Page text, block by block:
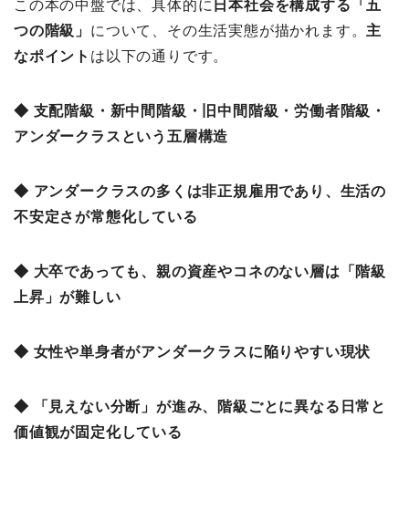
この本の中盤では、具体的に 日本社会を構成する「五
つの階級」 について、その生活実態が描かれます。 主
なポイント は以下の通りです。
◆ 支配階級・新中間階級・旧中間階級・労働者階級・
アンダークラスという五層構造
◆ アンダークラスの多くは非正規雇用であり、生活の
不安定さが常態化している
◆ 大卒であっても、親の資産やコネのない層は「階級
上昇」が難しい
◆ 女性や単身者がアンダークラスに陥りやすい現状
◆ 「見えない分断」が進み、階級ごとに異なる日常と
価値観が固定化している